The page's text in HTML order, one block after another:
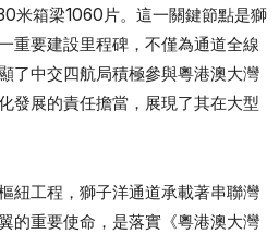
米箱梁1060片。這一關鍵節點是獅
重要建設里程碑，不僅為通道全線
了中交四航局積極參與粵港澳大灣
發展的責任擔當，展現了其在大型
紐工程，獅子洋通道承載著串聯灣
的重要使命，是落實《粵港澳大灣